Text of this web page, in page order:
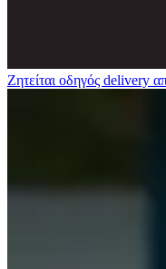
Ζητείται οδηγός delivery